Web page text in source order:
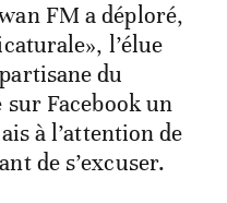
FM a déploré,
l’élue
du
sur Facebook un
à l’attention de
de s’excuser.